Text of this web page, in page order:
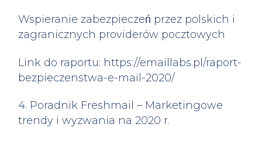
Wspieranie zabezpieczeń przez polskich i
zagranicznych providerów pocztowych
Link do raportu: https://emaillabs.pl/raport-
bezpieczenstwa-e-mail-2020/
4. Poradnik Freshmail – Marketingowe
trendy i wyzwania na 2020 r.